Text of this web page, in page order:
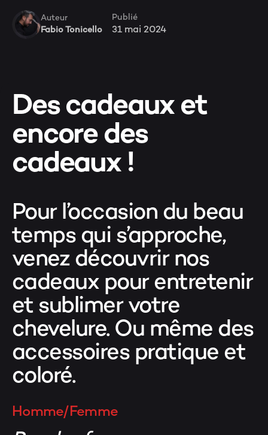
Auteur
Fabio Tonicello
Publié
31 mai 2024
Des cadeaux et
encore des
cadeaux !
Pour l’occasion du beau
temps qui s’approche,
venez découvrir nos
cadeaux pour entretenir
et sublimer votre
chevelure. Ou même des
accessoires pratique et
coloré.
Homme/Femme